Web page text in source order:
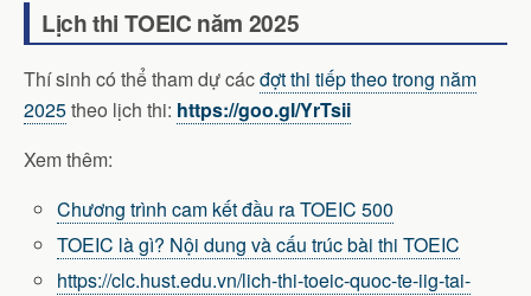
Lịch thi TOEIC năm 2025
Thí sinh có thể tham dự cácđợt thi tiếp theo trong năm
2025theo lịch thi: https://goo.gl/YrTsii
Xem thêm:
Chương trình cam kết đầu ra TOEIC 500
TOEIC là gì? Nội dung và cấu trúc bài thi TOEIC
https://clc.hust.edu.vn/lich-thi-toeic-quoc-te-iig-tai-